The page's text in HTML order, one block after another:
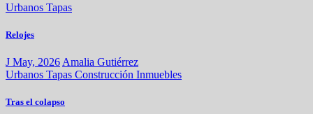
Urbanos Tapas
Relojes
J May, 2026 Amalia Gutiérrez
Urbanos Tapas Construcción Inmuebles
Tras el colapso